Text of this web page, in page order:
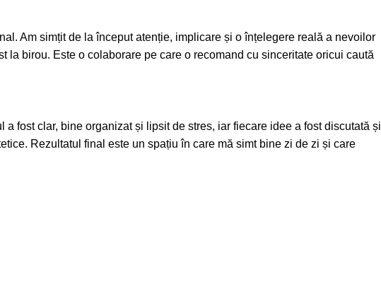
Am simțit de la început atenție, implicare și o înțelegere reală a nevoilor
birou. Este o colaborare pe care o recomand cu sinceritate oricui caută
fost clar, bine organizat și lipsit de stres, iar fiecare idee a fost discutată și
Rezultatul final este un spațiu în care mă simt bine zi de zi și care